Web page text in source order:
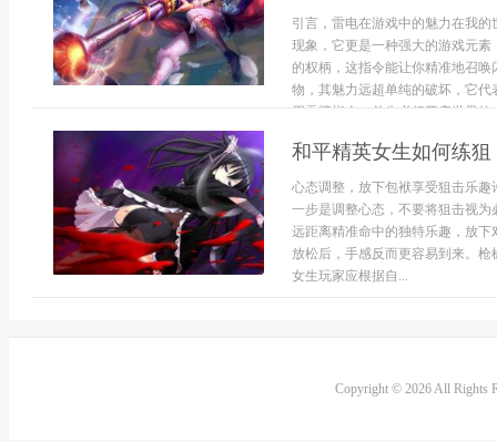
引言，雷电在游戏中的魅力在我
现象，它更是一种强大的游戏元
的权柄，这指令能让你精准地召
物，其魅力远超单纯的破坏，它
用雷劈指令，首先必须开启世界的
和平精英女生如何练
心态调整，放下包袱享受狙击乐
一步是调整心态，不要将狙击视
远距离精准命中的独特乐趣，放
放松后，手感反而更容易到来。
女生玩家应根据自...
Copyright © 2026 All Rights